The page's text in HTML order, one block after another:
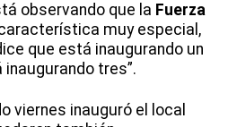
observando que la Fuerza
muy especial,
que está inaugurando un
inaugurando tres”.
viernes inauguró el local